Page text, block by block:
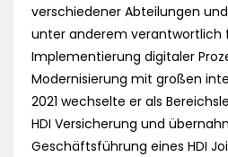
verschiedener Abteilungen
unter anderem verantwortlich
Implementierung digitaler
Modernisierung mit großen
2021 wechselte er als
HDI Versicherung und
Geschäftsführung eines HDI